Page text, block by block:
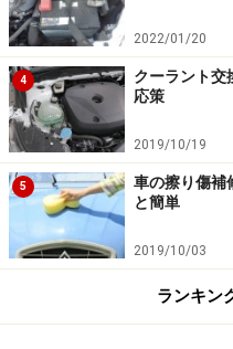
裂が入ることが多いので
非常に重要なのです。
2年もしくは2万km
くから安心して使
実際にプロの整備士に話
ツはかなり信頼性が高く
に活用しており、ユーザ
だということです。製
2022/01/20
4
クーラント交
応策
2019/10/19
5
車の擦り傷補
と簡単
2019/10/03
ランキン